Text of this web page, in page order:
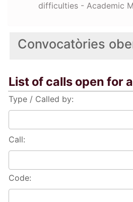
Convocatòries
List of calls open for
Type / Called by:
Call:
Code:
difficulties - Academic